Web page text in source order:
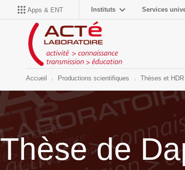
Apps & ENT Instituts Services
Accueil Productions scientifiques Thèses et HDR
Thèse de